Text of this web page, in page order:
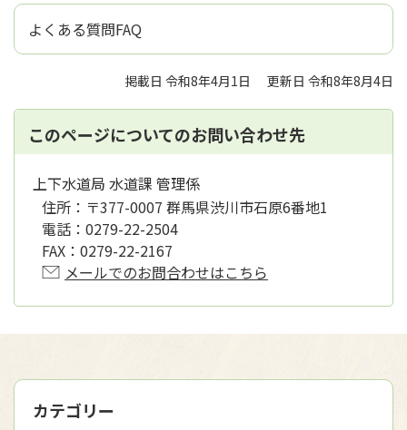
よくある質問FAQ
掲載日 令和8年4月1日 更新日 令和8年8月4日
このページについてのお問い合わせ先
上下水道局 水道課 管理係
住所： 〒377-0007 群馬県渋川市石原6番地1
電話： 0279-22-2504
FAX： 0279-22-2167
メールでのお問合わせはこちら
カテゴリー